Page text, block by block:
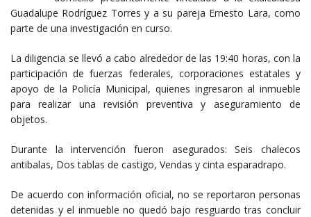
Guadalupe Rodríguez Torres y a su pareja Ernesto Lara, como
parte de una investigación en curso.
La diligencia se llevó a cabo alrededor de las 19:40 horas, con la
participación de fuerzas federales, corporaciones estatales y
apoyo de la Policía Municipal, quienes ingresaron al inmueble
para realizar una revisión preventiva y aseguramiento de
objetos.
Durante la intervención fueron asegurados: Seis chalecos
antibalas, Dos tablas de castigo, Vendas y cinta esparadrapo.
De acuerdo con información oficial, no se reportaron personas
detenidas y el inmueble no quedó bajo resguardo tras concluir